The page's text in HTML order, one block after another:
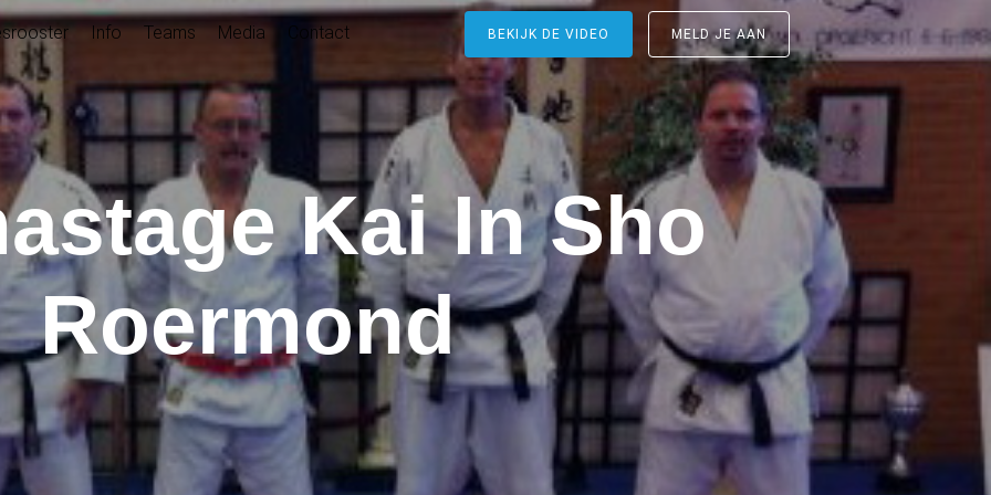
Info Teams Media Contact BEKIJK DE VIDEO MELD JE AAN
Kai In Sho
Roermond